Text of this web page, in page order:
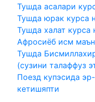
Тушда асалари
Тушда юрак курса
Тушда халат курса
Афросиёб исм
Тушда
(сузини талаффуз
Поезд купэсида
кетишяпти